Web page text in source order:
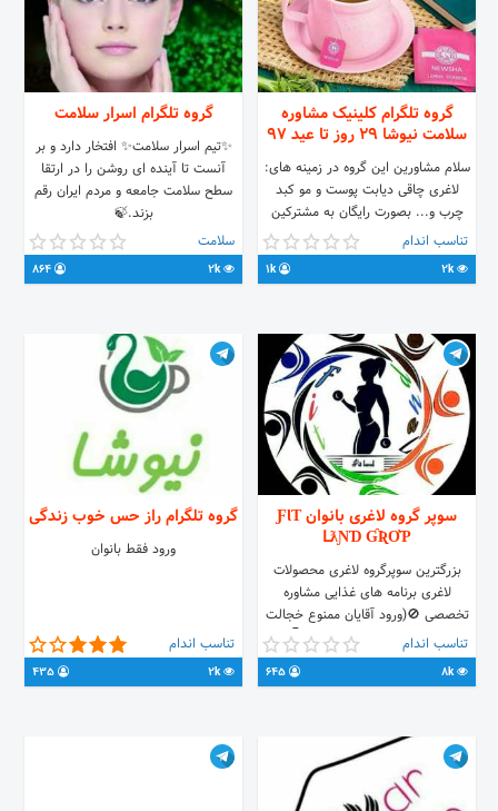
گروه تلگرام کلینیک مشاوره
سلامت نیوشا 29 روز تا عید 97
سلام مشاورین اين گروه در زمینه های:
لاغری چاقی دیابت پوست و مو کبد
چرب و... بصورت رایگان به مشترکین
این گروه مشاوره ميدهند. . . ارتباط با
مشاور: @sedighe_valipour لینک
گروه👇👇👇
تناسب اندام
2k
1k
گروه تلگرام اسرار سلامت
✨تیم اسرار سلامت✨ افتخار دارد و بر
آنست تا آینده ای روشن را در ارتقا
سطح سلامت جامعه و مردم ایران رقم
بزند.🍃
t.me/joinchat/BCFseUAc_7kxURi1zt-
9Hw مشاور؛ رضایی @Nrezaei3👈
شماره تماس 0936_463_6031👈
سلامت
2k
سوپر گروه لاغری بانوان ƑƖƬ
ԼƛƝƊ ƓƦƠƤ
بزرگترین سوپرگروه لاغری محصولات
لاغری برنامه های غذایی مشاوره
تخصصی 🚫(ورود آقایان ممنوع خجالت
اوره نفهمی)🚫 آیدی مشاوران👇 (
@slim_ahmadi)👈خانم احمدی (
@slim_ahmadii )👈خانم احمدی
تناسب اندام
8k
گروه تلگرام راز حس خوب زندگی
ورود فقط بانوان
تناسب اندام
2k